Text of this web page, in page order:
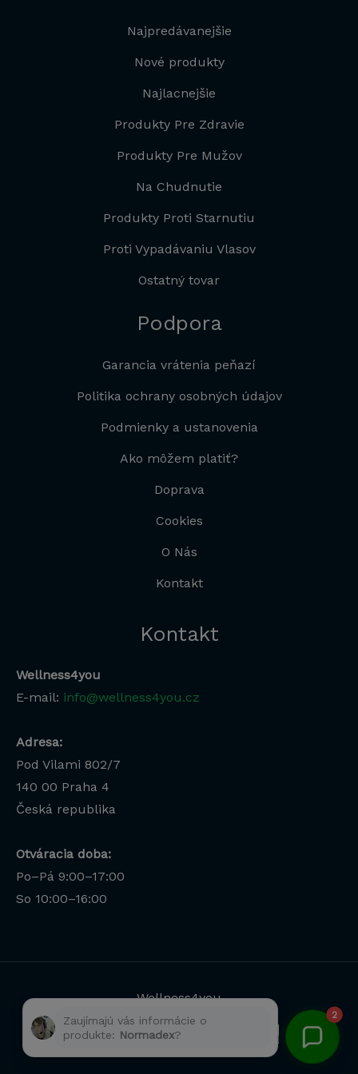
Najpredávanejšie
Nové produkty
Najlacnejšie
Produkty Pre Zdravie
Produkty Pre Mužov
Na Chudnutie
Produkty Proti Starnutiu
Proti Vypadávaniu Vlasov
Ostatný tovar
Podpora
Garancia vrátenia peňazí
Politika ochrany osobných údajov
Podmienky a ustanovenia
Ako môžem platiť?
Doprava
Cookies
O Nás
Kontakt
Kontakt
Wellness4you
E-mail: info@wellness4you.cz
Adresa:
Pod Vilami 802/7
140 00 Praha 4
Česká republika
Otváracia doba:
Po–Pá 9:00–17:00
So 10:00–16:00
Wellness4you
2
Zaujímajú vás informácie o
produkte: Normadex?
Lucia